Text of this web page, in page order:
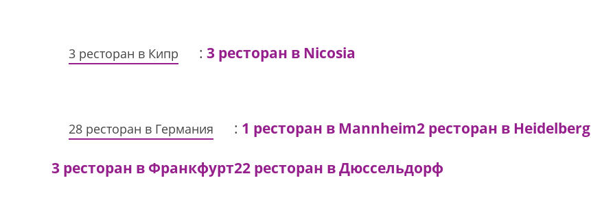
3 ресторан в Кипр :3 ресторан в Nicosia
28 ресторан в Германия : 1 ресторан в Mannheim2 ресторан в Heidelberg
3 ресторан в Франкфурт22 ресторан в Дюссельдорф